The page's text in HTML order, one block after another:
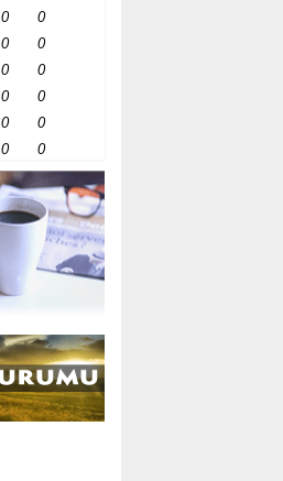
0
0
0
0
0
0
0
0
0
0
0 0